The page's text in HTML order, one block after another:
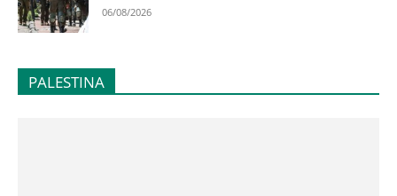
06/08/2026
PALESTINA